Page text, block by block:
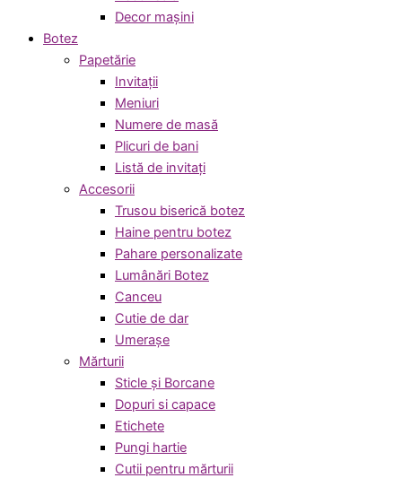
Decor mașini
Botez
Papetărie
Invitații
Meniuri
Numere de masă
Plicuri de bani
Listă de invitați
Accesorii
Trusou biserică botez
Haine pentru botez
Pahare personalizate
Lumânări Botez
Canceu
Cutie de dar
Umerașe
Mărturii
Sticle și Borcane
Dopuri si capace
Etichete
Pungi hartie
Cutii pentru mărturii